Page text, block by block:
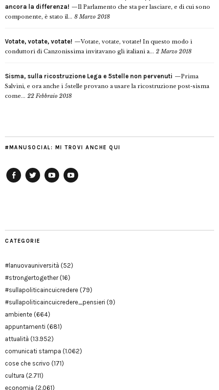
ancora la differenza!
Il Parlamento che sta per lasciare, e di cui sono
componente, è stato il... 8 Marzo 2018
Votate, votate, votate!
Votate, votate, votate! In questo modo i
conduttori di Canzonissima invitavano gli italiani a... 2 Marzo 2018
Sisma, sulla ricostruzione Lega e 5stelle non pervenuti
Prima
Salvini, e ora anche i 5stelle provano a usare la ricostruzione post-sisma
come... 22 Febbraio 2018
#MANUSOCIAL: MI TROVI ANCHE QUI
CATEGORIE
#lanuovauniversità (52)
#strongertogether(16)
#sullapoliticaincuicredere (79)
#sullapoliticaincuicredere_pensieri (9)
ambiente (664)
appuntamenti (681)
attualità (13.952)
comunicati stampa (1.062)
cose che scrivo (171)
cultura (2.711)
economia (2.061)